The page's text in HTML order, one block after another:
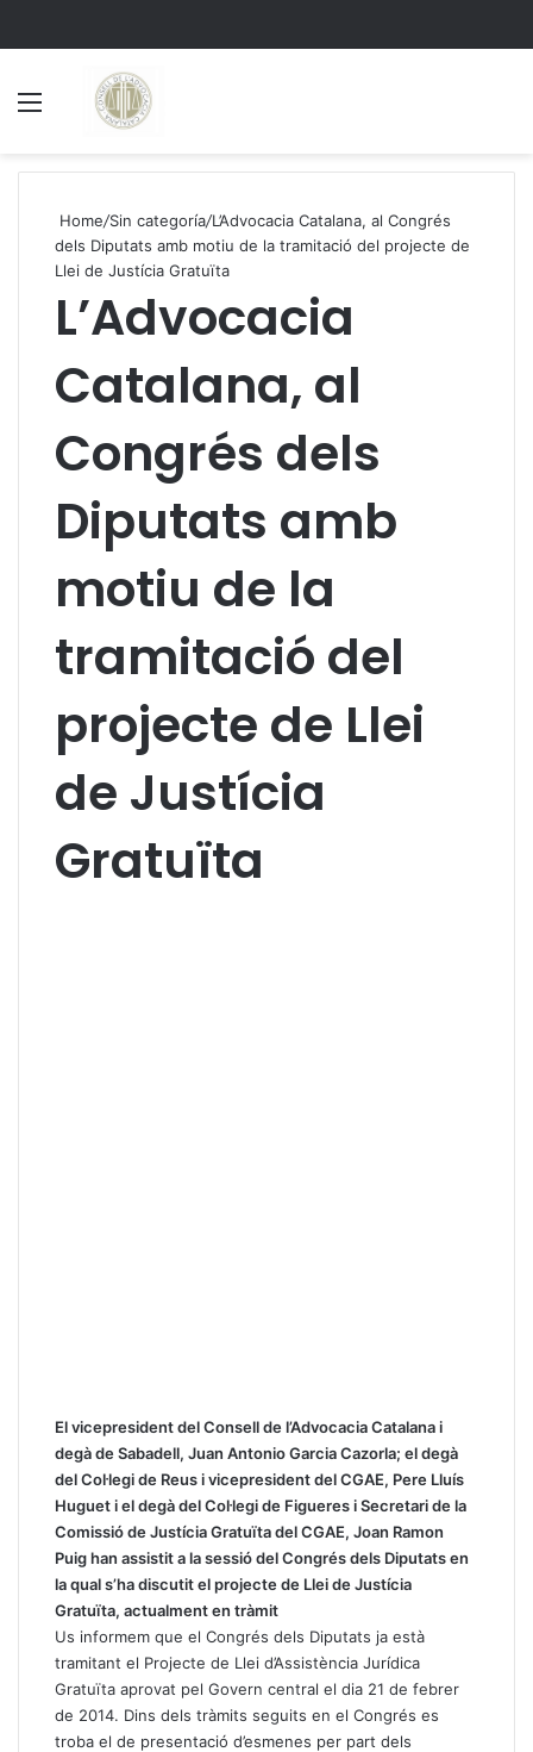
Home/Sin categoría/L’Advocacia Catalana, al Congrés
dels Diputats amb motiu de la tramitació del projecte de
Llei de Justícia Gratuïta
L’Advocacia
Catalana, al
Congrés dels
Diputats amb
motiu de la
tramitació del
projecte de Llei
de Justícia
Gratuïta
El vicepresident del Consell de l’Advocacia Catalana i
degà de Sabadell, Juan Antonio Garcia Cazorla; el degà
del Col·legi de Reus i vicepresident del CGAE, Pere Lluís
Huguet i el degà del Col·legi de Figueres i Secretari de la
Comissió de Justícia Gratuïta del CGAE, Joan Ramon
Puig han assistit a la sessió del Congrés dels Diputats en
la qual s’ha discutit el projecte de Llei de Justícia
Gratuïta, actualment en tràmit
Us informem que el Congrés dels Diputats ja està
tramitant el Projecte de Llei d’Assistència Jurídica
Gratuïta aprovat pel Govern central el dia 21 de febrer
de 2014. Dins dels tràmits seguits en el Congrés es
troba el de presentació d’esmenes per part dels